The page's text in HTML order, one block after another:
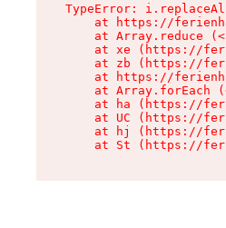
TypeError:
at https://
at Array.reduce
at xe (https://
at zb (https://
at https://
at Array.forEach
at ha (https://
at UC (https://
at hj (https://
at St (https://